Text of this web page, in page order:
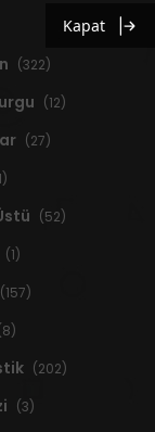
(322)
(12)
(27)
(52)
(1)
(157)
(202)
(3)
Kapat